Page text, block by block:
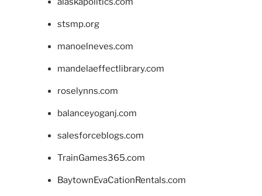
stsmp.org
manoelneves.com
mandelaeffectlibrary.com
roselynns.com
balanceyoganj.com
salesforceblogs.com
TrainGames365.com
BaytownEvaCationRentals.com